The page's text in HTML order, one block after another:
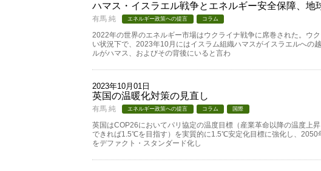
ハマス・イスラエル戦争とエネルギー安全保障、地
有馬 純 エネルギー政策への提言 コラム
2022年の世界のエネルギー市場はウクライナ戦争に席巻された。ウ
い状況下で、2023年10月にはイスラム組織ハマスがイスラエルへの
ルがハマス、およびその背後にいると言わ
2023年10月01日
英国の温暖化対策の見直し
有馬 純 エネルギー政策への提言 コラム 国際
英国はCOP26においてパリ協定の温度目標（産業革命以降の温度上
できれば1.5℃を目指す）を実質的に1.5℃安定化目標に強化し、2050
をデファクト・スタンダード化し